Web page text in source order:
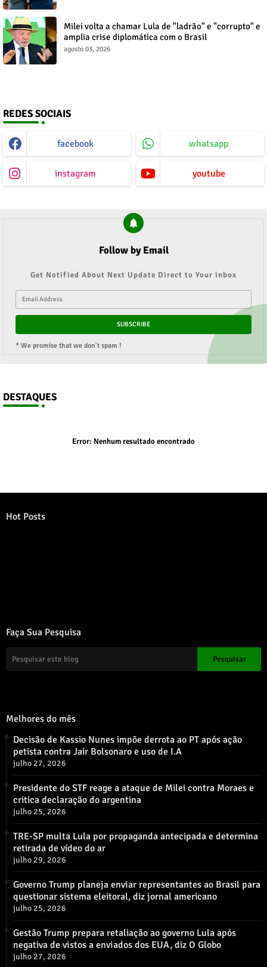
Milei volta a chamar Lula de "ladrão" e "corrupto" e
amplia crise diplomática com o Brasil
agosto 03, 2026
REDES SOCIAIS
facebook whatsapp
instagram youtube
Follow by Email
Get Notified About Next Update Direct to Your inbox
* We promise that we don't spam !
DESTAQUES
Error: Nenhum resultado encontrado
Hot Posts
Faça Sua Pesquisa
Melhores do mês
Decisão de Kassio Nunes impõe derrota ao PT após ação
petista contra Jair Bolsonaro e uso de I.A
julho 27, 2026
Presidente do STF reage a ataque de Milei contra Moraes e
critica declaração do argentina
julho 25, 2026
TRE-SP multa Lula por propaganda antecipada e determina
retirada de vídeo do ar
julho 29, 2026
Governo Trump planeja enviar representantes ao Brasil para
questionar sistema eleitoral, diz jornal americano
julho 25, 2026
Gestão Trump prepara retaliação ao governo Lula após
negativa de vistos a enviados dos EUA, diz O Globo
julho 27, 2026